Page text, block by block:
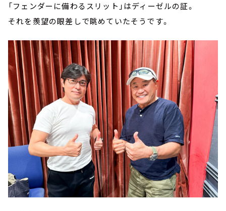
「フェンダーに備わるスリット」はディーゼルの証。
それを羨望の眼差しで眺めていたそうです。